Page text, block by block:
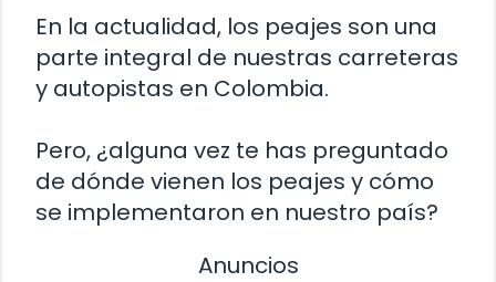
En la actualidad, los peajes son una
parte integral de nuestras carreteras
y autopistas en Colombia.
Pero, ¿alguna vez te has preguntado
de dónde vienen los peajes y cómo
se implementaron en nuestro país?
Anuncios